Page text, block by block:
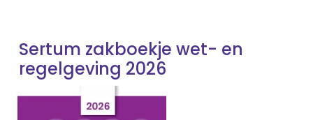
Sertum zakboekje wet- en
regelgeving 2026